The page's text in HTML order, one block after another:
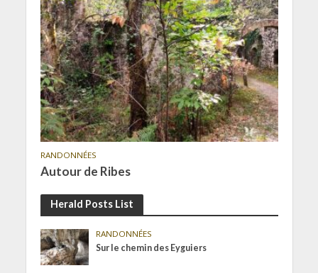
RANDONNÉES
Autour de Ribes
Herald Posts List
RANDONNÉES
Sur le chemin des Eyguiers